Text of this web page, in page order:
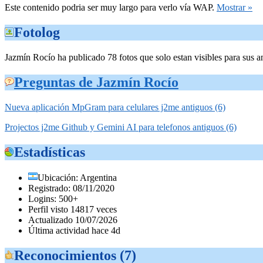
Este contenido podria ser muy largo para verlo vía WAP. Mostrar »
Fotolog
Jazmín Rocío ha publicado 78 fotos que solo estan visibles para sus
Preguntas de Jazmín Rocío
Nueva aplicación MpGram para celulares j2me antiguos (6)
Projectos j2me Github y Gemini AI para telefonos antiguos (6)
Estadísticas
Ubicación: Argentina
Registrado: 08/11/2020
Logins: 500+
Perfil visto 14817 veces
Actualizado 10/07/2026
Última actividad hace 4d
Reconocimientos (7)